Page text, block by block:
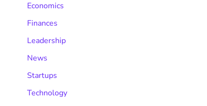
Economics
Finances
Leadership
News
Startups
Technology